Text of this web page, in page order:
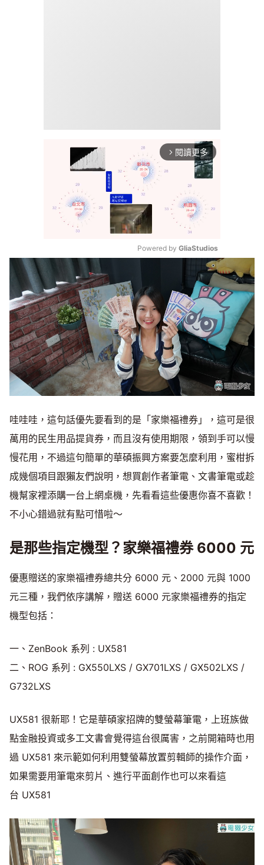
arrow_forward_ios 閱讀更多
Powered by GliaStudios
哇哇哇，這句話優先要看到的是「家樂福禮券」，這可是很
萬用的民生用品提貨券，而且沒有使用期限，領到手可以慢
慢花用，不過這句簡單的華碩振興方案要怎麼利用，蜜柑拆
成幾個項目跟獺友們說明，想買創作者筆電、文書筆電或趁
機幫家裡添購一台上網桌機，先看看這些優惠你喜不喜歡！
不小心錯過就有點可惜啦～
是那些指定機型？家樂福禮券 6000 元
優惠贈送的家樂福禮券總共分 6000 元、2000 元與 1000
元三種，我們依序講解，贈送 6000 元家樂福禮券的指定
機型包括：
一、ZenBook 系列 : UX581
二、ROG 系列 : GX550LXS / GX701LXS / GX502LXS /
G732LXS
UX581 很新耶！它是華碩家招牌的雙螢幕筆電，上班族做
點金融投資或多工文書會覺得這台很厲害，之前開箱時也用
過 UX581 來示範如何利用雙螢幕放置剪輯師的操作介面，
如果需要用筆電來剪片、進行平面創作也可以來看這
台 UX581